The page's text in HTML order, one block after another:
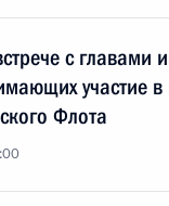
с главами
участие
Флота